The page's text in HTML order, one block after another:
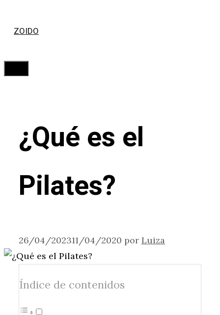
ZOIDO
¿Qué es el
Pilates?
26/04/202311/04/2020 por Luiza
Índice de contenidos